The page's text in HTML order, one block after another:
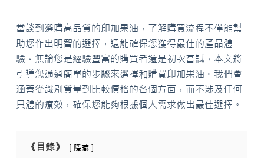
當談到選購高品質的印加果油，了解購買流程不僅能幫
助您作出明智的選擇，還能確保您獲得最佳的產品體
驗。無論您是經驗豐富的購買者還是初次嘗試，本文將
引導您通過簡單的步驟來選擇和購買印加果油。我們會
涵蓋從識別質量到比較價格的各個方面，而不涉及任何
具體的療效，確保您能夠根據個人需求做出最佳選擇。
《目錄》 隱藏